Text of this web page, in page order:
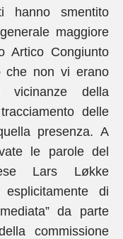
hanno smentito
maggiore
Artico Congiunto
che non vi erano
della
delle
presenza. A
le parole del
Lars Løkke
di
da parte
commissione